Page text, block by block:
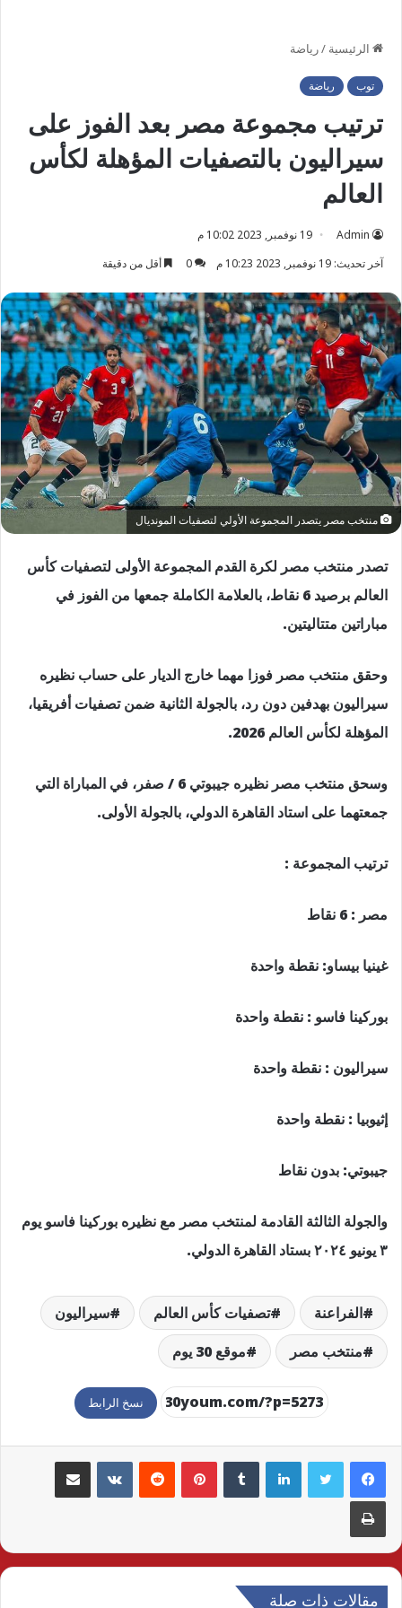
الرئيسية /رياضة
توب رياضة
ترتيب مجموعة مصر بعد الفوز على
سيراليون بالتصفيات المؤهلة لكأس
العالم
Admin
19 نوفمبر, 2023 10:02 م
آخر تحديث: 19 نوفمبر, 2023 10:23 م
0 أقل من دقيقة
منتخب مصر يتصدر المجموعة الأولي لتصفيات المونديال
تصدر منتخب مصر لكرة القدم المجموعة الأولى لتصفيات كأس
العالم برصيد 6 نقاط، بالعلامة الكاملة جمعها من الفوز في
مباراتين متتاليتين.
وحقق منتخب مصر فوزا مهما خارج الديار على حساب نظيره
سيراليون بهدفين دون رد، بالجولة الثانية ضمن تصفيات أفريقيا،
المؤهلة لكأس العالم 2026.
وسحق منتخب مصر نظيره جيبوتي 6 / صفر، في المباراة التي
جمعتهما على استاد القاهرة الدولي، بالجولة الأولى.
ترتيب المجموعة :
مصر : 6 نقاط
غينيا بيساو: نقطة واحدة
بوركينا فاسو : نقطة واحدة
سيراليون : نقطة واحدة
إثيوبيا : نقطة واحدة
جيبوتي: بدون نقاط
والجولة الثالثة القادمة لمنتخب مصر مع نظيره بوركينا فاسو يوم
٣ يونيو ٢٠٢٤ بستاد القاهرة الدولي.
الفراعنة تصفيات كأس العالم
سيراليون
منتخب مصر
موقع 30 يوم
نسخ الرابط
لينكدإن بينتيريست مشاركة عبر البريد
طباعة
مقالات ذات صلة